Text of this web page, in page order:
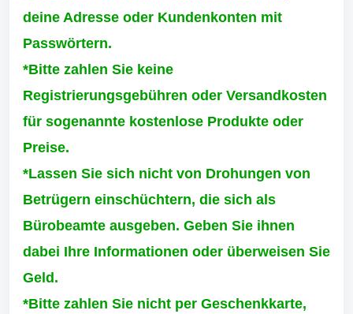
deine Adresse oder Kundenkonten mit
Passwörtern.
*Bitte zahlen Sie keine
Registrierungsgebühren oder Versandkosten
für sogenannte kostenlose Produkte oder
Preise.
*Lassen Sie sich nicht von Drohungen von
Betrügern einschüchtern, die sich als
Bürobeamte ausgeben. Geben Sie ihnen
dabei Ihre Informationen oder überweisen Sie
Geld.
*Bitte zahlen Sie nicht per Geschenkkarte,